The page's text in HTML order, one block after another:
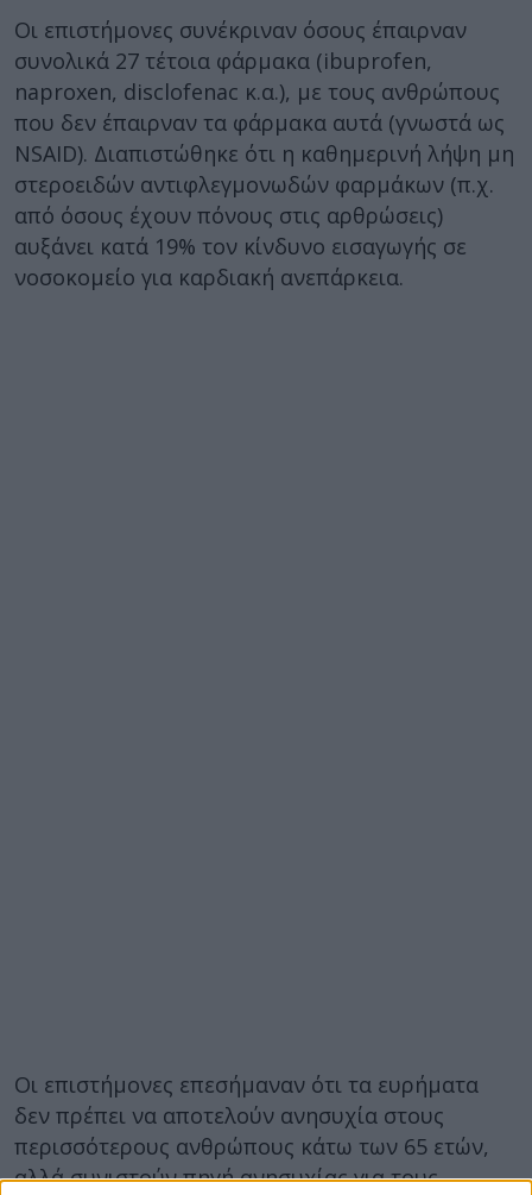
Οι επιστήμονες συνέκριναν όσους έπαιρναν
συνολικά 27 τέτοια φάρμακα (ibuprofen,
naproxen, disclofenac κ.α.), με τους ανθρώπους
που δεν έπαιρναν τα φάρμακα αυτά (γνωστά ως
NSAID). Διαπιστώθηκε ότι η καθημερινή λήψη μη
στεροειδών αντιφλεγμονωδών φαρμάκων (π.χ.
από όσους έχουν πόνους στις αρθρώσεις)
αυξάνει κατά 19% τον κίνδυνο εισαγωγής σε
νοσοκομείο για καρδιακή ανεπάρκεια.
Οι επιστήμονες επεσήμαναν ότι τα ευρήματα
δεν πρέπει να αποτελούν ανησυχία στους
περισσότερους ανθρώπους κάτω των 65 ετών,
αλλά συνιστούν πηγή ανησυχίας για τους